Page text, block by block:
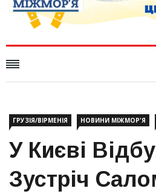
ГРУЗІЯ/ВІРМЕНІЯ НОВИНИ МІЖМОР'Я
У Києві
Зустріч